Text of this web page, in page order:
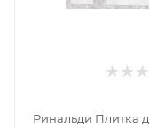
Ринальди Плитка